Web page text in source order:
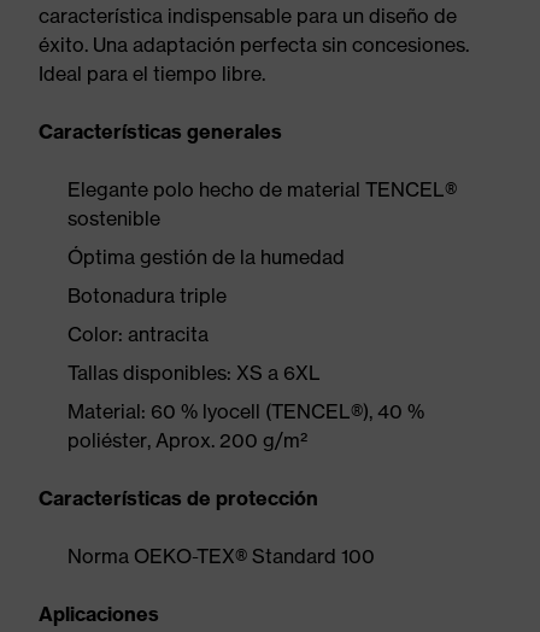
característica indispensable para un diseño de
éxito. Una adaptación perfecta sin concesiones.
Ideal para el tiempo libre.
Características generales
Elegante polo hecho de material TENCEL®
sostenible
Óptima gestión de la humedad
Botonadura triple
Color: antracita
Tallas disponibles: XS a 6XL
Material: 60 % lyocell (TENCEL®), 40 %
poliéster, Aprox. 200 g/m²
Características de protección
Norma OEKO-TEX® Standard 100
Aplicaciones